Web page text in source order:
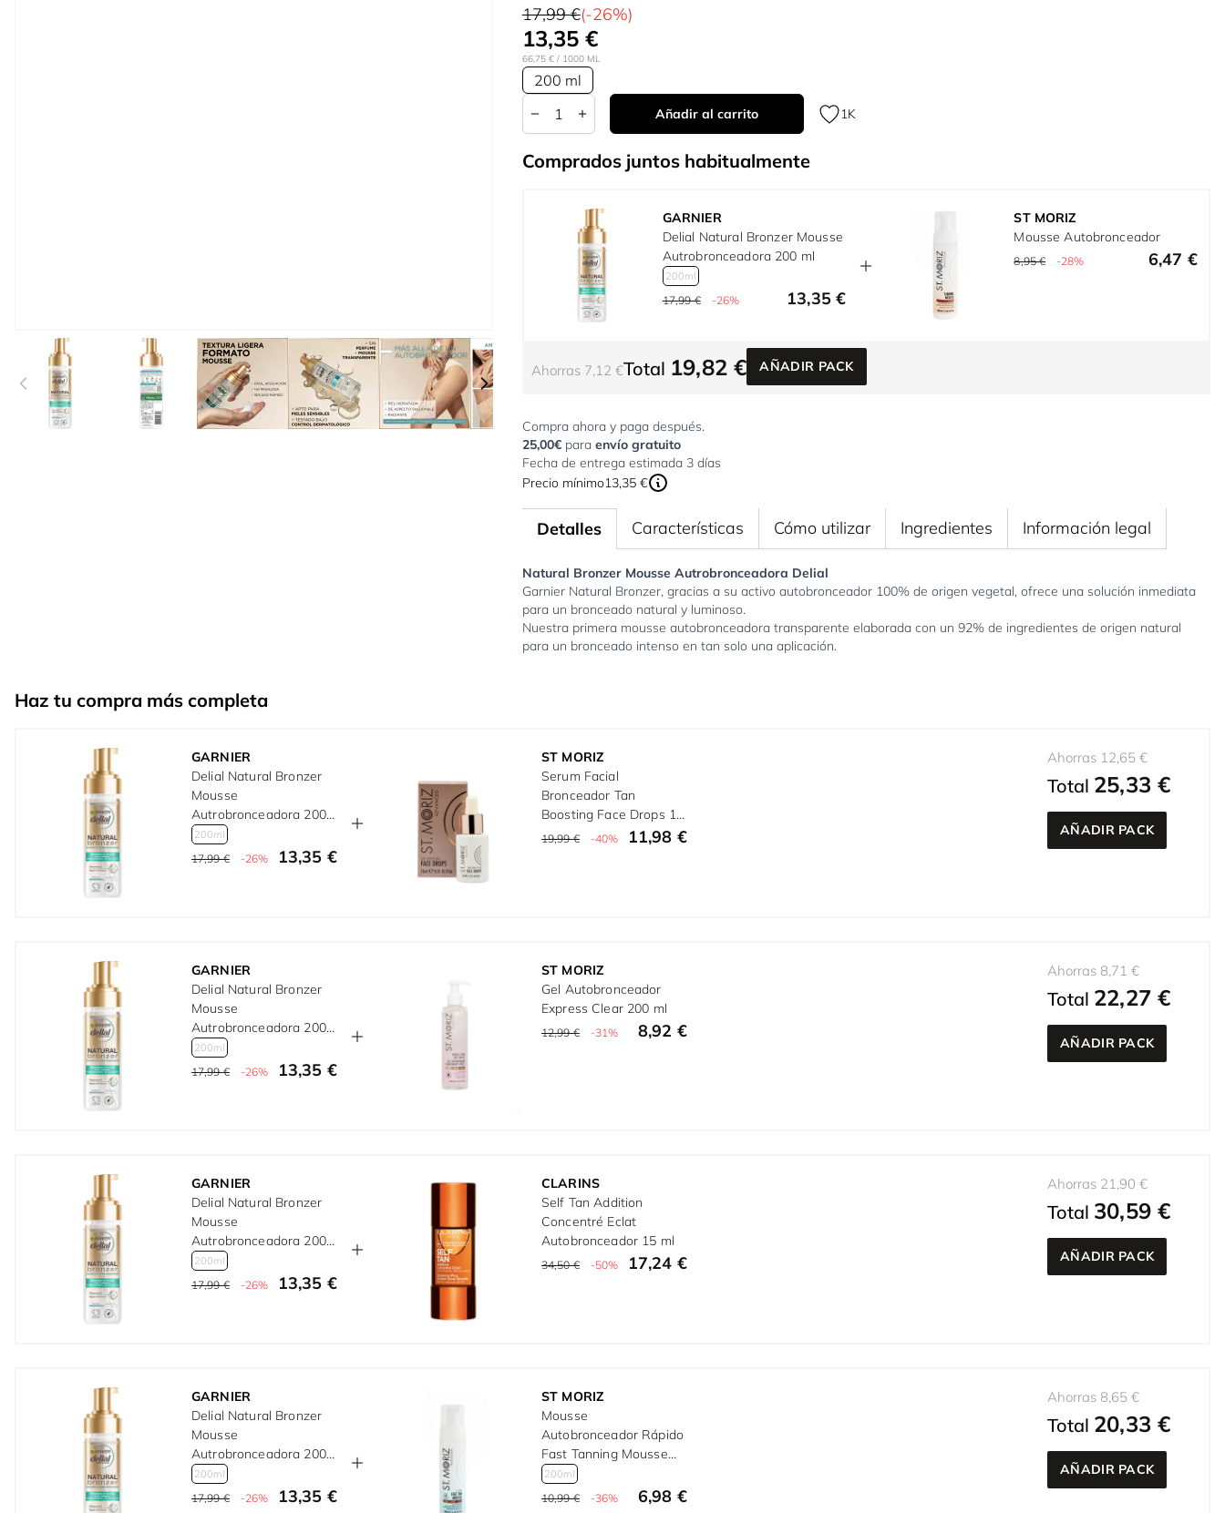
View larger imageView larger imageView larger imageView larger imageView larger image View larger imageView larger image
17,99 €(-26%)
13,35 €
66,75 €/ 1000 ML
200 ml
Cantidad
Añadir al carrito 1K
Comprados juntos habitualmente
GARNIER
Delial Natural Bronzer Mousse
Autrobronceadora 200 ml
200ml
17,99 € -26% 13,35 €
ST MORIZ
Mousse Autobronceador
8,95 € -28% 6,47 €
Ahorras 7,12 €Total 19,82 € AÑADIR PACK
Compra ahora y paga después.
25,00€ para envío gratuito
Fecha de entrega estimada 3 días
Precio mínimo13,35 €
Detalles
Natural Bronzer Mousse Autrobronceadora Delial
Garnier Natural Bronzer, gracias a su activo autobronceador 100% de origen vegetal, ofrece una solución inmediata
para un bronceado natural y luminoso.
Nuestra primera mousse autobronceadora transparente elaborada con un 92% de ingredientes de origen natural
para un bronceado intenso en tan solo una aplicación.
Características Cómo utilizar Ingredientes Información legal
Haz tu compra más completa
GARNIER
Delial Natural Bronzer
Mousse
Autrobronceadora 200
ml
200ml
17,99 € -26% 13,35 €
ST MORIZ
Serum Facial
Bronceador Tan
Boosting Face Drops 15
ml
19,99 € -40% 11,98 €
Ahorras 12,65 €
Total 25,33 €
AÑADIR PACK
GARNIER
Delial Natural Bronzer
Mousse
Autrobronceadora 200
ml
200ml
17,99 € -26% 13,35 €
ST MORIZ
Gel Autobronceador
Express Clear 200 ml
12,99 € -31% 8,92 €
Ahorras 8,71 €
Total 22,27 €
AÑADIR PACK
GARNIER
Delial Natural Bronzer
Mousse
Autrobronceadora 200
ml
200ml
17,99 € -26% 13,35 €
CLARINS
Self Tan Addition
Concentré Eclat
Autobronceador 15 ml
34,50 € -50% 17,24 €
Ahorras 21,90 €
Total 30,59 €
AÑADIR PACK
GARNIER
Delial Natural Bronzer
Mousse
Autrobronceadora 200
ml
200ml
17,99 € -26% 13,35 €
ST MORIZ
Mousse
Autobronceador Rápido
Fast Tanning Mousse
200 ml
200ml
10,99 € -36% 6,98 €
Ahorras 8,65 €
Total 20,33 €
AÑADIR PACK